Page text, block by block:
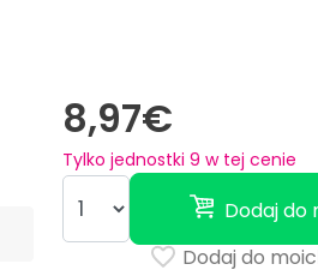
8,97€
Tylko jednostki 9 w tej cenie
Dodaj do
Dodaj do